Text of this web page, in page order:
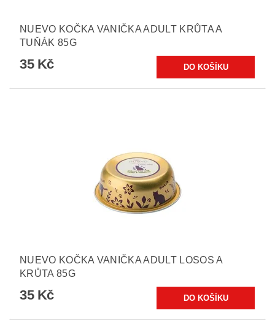
NUEVO KOČKA VANIČKA ADULT KRŮTA A
TUŇÁK 85G
35 Kč
NUEVO KOČKA VANIČKA ADULT LOSOS A
KRŮTA 85G
35 Kč